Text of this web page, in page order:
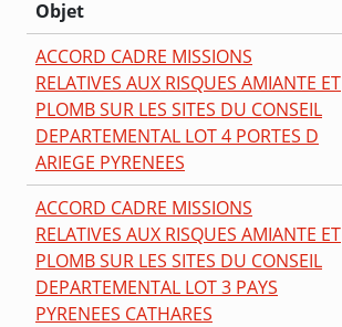
Objet
ACCORD CADRE MISSIONS
RELATIVES AUX RISQUES AMIANTE ET
PLOMB SUR LES SITES DU CONSEIL
DEPARTEMENTAL LOT 4 PORTES D
ARIEGE PYRENEES
ACCORD CADRE MISSIONS
RELATIVES AUX RISQUES AMIANTE ET
PLOMB SUR LES SITES DU CONSEIL
DEPARTEMENTAL LOT 3 PAYS
PYRENEES CATHARES